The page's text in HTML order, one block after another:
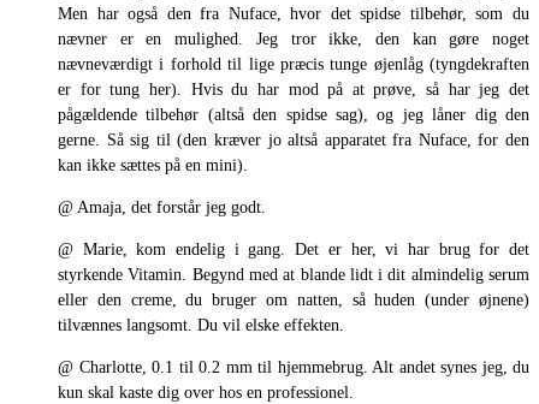
Men har også den fra Nuface, hvor det spidse tilbehør, som du
nævner er en mulighed. Jeg tror ikke, den kan gøre noget
nævneværdigt i forhold til lige præcis tunge øjenlåg (tyngdekraften
er for tung her). Hvis du har mod på at prøve, så har jeg det
pågældende tilbehør (altså den spidse sag), og jeg låner dig den
gerne. Så sig til (den kræver jo altså apparatet fra Nuface, for den
kan ikke sættes på en mini).
@ Amaja, det forstår jeg godt.
@ Marie, kom endelig i gang. Det er her, vi har brug for det
styrkende Vitamin. Begynd med at blande lidt i dit almindelig serum
eller den creme, du bruger om natten, så huden (under øjnene)
tilvænnes langsomt. Du vil elske effekten.
@ Charlotte, 0.1 til 0.2 mm til hjemmebrug. Alt andet synes jeg, du
kun skal kaste dig over hos en professionel.